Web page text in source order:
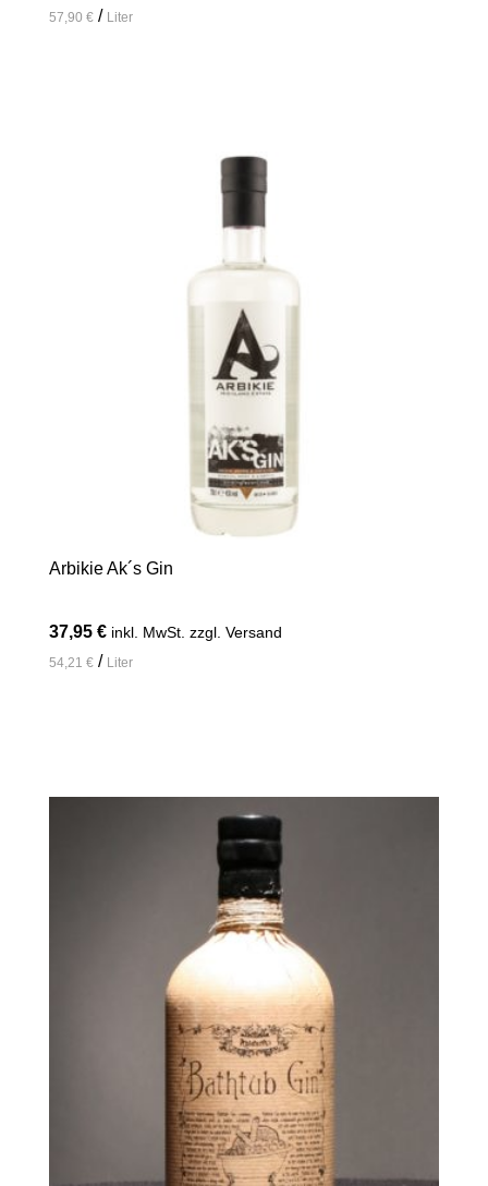
57,90 €/ Liter
Arbikie Ak´s Gin
37,95 € inkl. MwSt. zzgl. Versand
54,21 €/ Liter